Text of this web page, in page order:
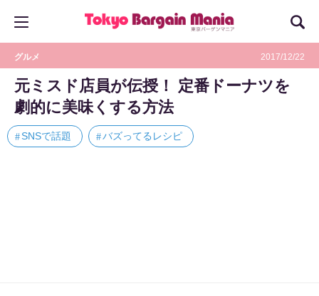
グルメ 2017/12/22
元ミスド店員が伝授！ 定番ドーナツを
劇的に美味くする方法
SNSで話題 バズってるレシピ